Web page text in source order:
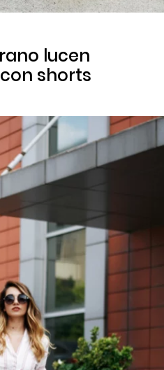
lucen
shorts